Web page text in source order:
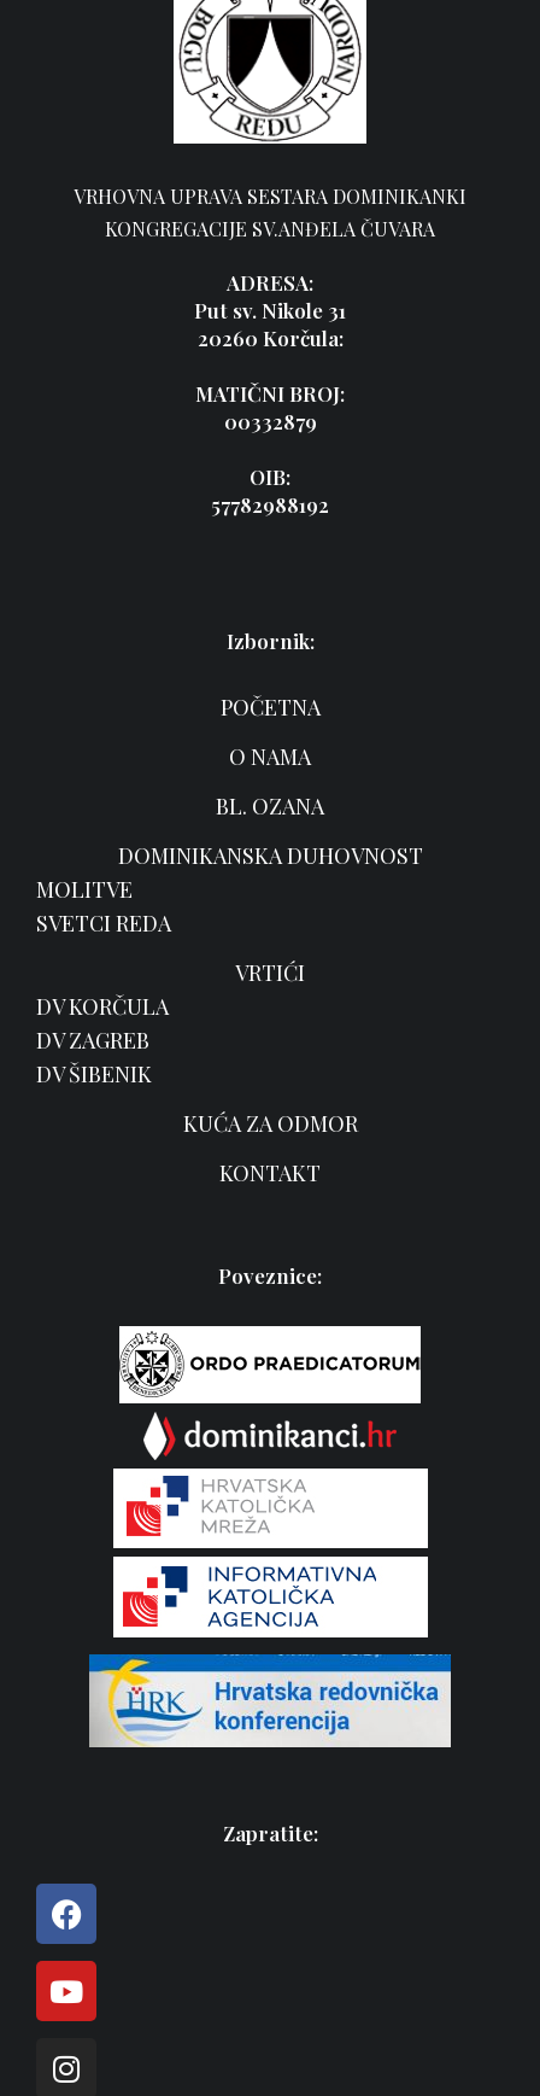
VRHOVNA UPRAVA SESTARA DOMINIKANKI
KONGREGACIJE SV.ANĐELA ČUVARA
ADRESA:
Put sv. Nikole 31
20260 Korčula:
MATIČNI BROJ:
00332879
OIB:
57782988192
Izbornik:
POČETNA
O NAMA
BL. OZANA
DOMINIKANSKA DUHOVNOST
MOLITVE
SVETCI REDA
VRTIĆI
DV KORČULA
DV ZAGREB
DV ŠIBENIK
KUĆA ZA ODMOR
KONTAKT
Poveznice:
Zapratite: